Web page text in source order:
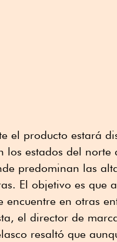
el producto estará
los estados del norte
predominan las
El objetivo es que
encuentre en otras
el director de
resaltó que